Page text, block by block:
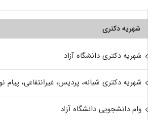
شهریه دکتری
شهریه دکتری دانشگاه آزاد
شهریه دکتری شبانه، پردیس، غیرانتفاعی، پیام
وام دانشجویی دانشگاه آزاد